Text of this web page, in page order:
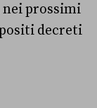
prossimi
decreti